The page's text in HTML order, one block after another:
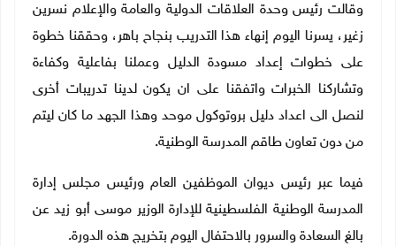
وقالت رئيس وحدة العلاقات الدولية والعامة والإعلام نسرين
زغير، يسرنا اليوم إنهاء هذا التدريب بنجاح باهر، وحققنا خطوة
على خطوات إعداد مسودة الدليل وعملنا بفاعلية وكفاءة
وتشاركنا الخبرات واتفقنا على ان يكون لدينا تدريبات أخرى
لنصل الى اعداد دليل بروتوكول موحد وهذا الجهد ما كان ليتم
من دون تعاون طاقم المدرسة الوطنية.
فيما عبر رئيس ديوان الموظفين العام ورئيس مجلس إدارة
المدرسة الوطنية الفلسطينية للإدارة الوزير موسى أبو زيد عن
بالغ السعادة والسرور بالاحتفال اليوم بتخريج هذه الدورة.